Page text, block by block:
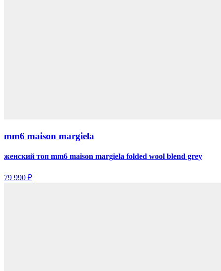
mm6 maison margiela
женский топ mm6 maison margiela folded wool blend grey
79 990 ₽